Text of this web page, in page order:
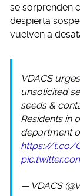
se sorprenden
despierta
vuelven a
VDACS urges
unsolicited
seeds &
Residents in
department
https://t.co/
— VDACS